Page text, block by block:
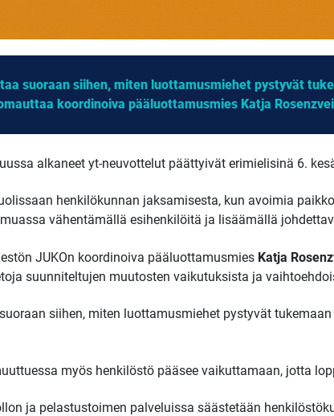
suoraan siihen, miten luottamusmiehet pystyvät
koordinoiva pääluottamusmies Katja
alkaneet yt-neuvottelut päättyivät erimielisinä 6.
henkilökunnan jaksamisesta, kun avoimia
vähentämällä esihenkilöitä ja lisäämällä
JUKOn koordinoiva pääluottamusmies Katja
suunniteltujen muutosten vaikutuksista ja
siihen, miten luottamusmiehet pystyvät
myös henkilöstö pääsee vaikuttamaan, jotta
ja pelastustoimen palveluissa säästetään